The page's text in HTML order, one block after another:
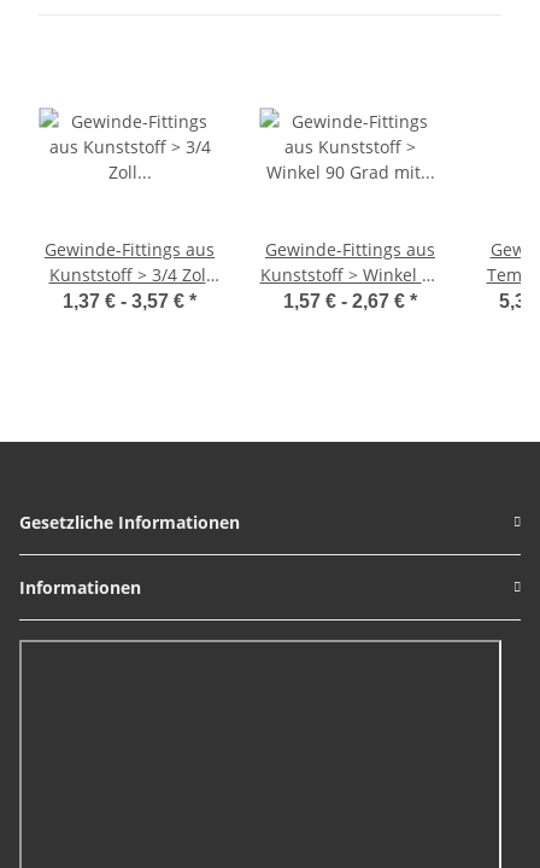
Gewinde-Fittings aus
Kunststoff > 3/4 Zoll
Gewinde-Fittings aus
1,37 € - 3,57 € *
Gewinde-Fittings aus
Kunststoff > Winkel 90
Grad mit
1,57 € - 2,67 € *
Gesetzliche Informationen
Informationen